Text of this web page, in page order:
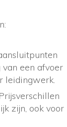
een afvoer
leidingwerk.
zijn, ook voor